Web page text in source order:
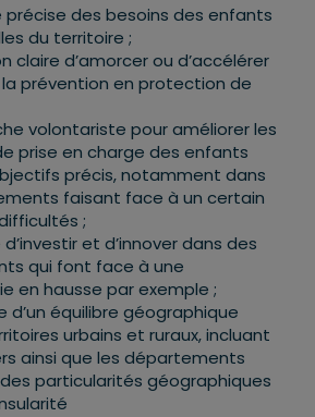
précise des besoins des enfants
du territoire ;
claire d’amorcer ou d’accélérer
prévention en protection de
volontariste pour améliorer les
prise en charge des enfants
précis, notamment dans
faisant face à un certain
;
et d’innover dans des
qui font face à une
en hausse par exemple ;
d’un équilibre géographique
urbains et ruraux, incluant
ainsi que les départements
particularités géographiques